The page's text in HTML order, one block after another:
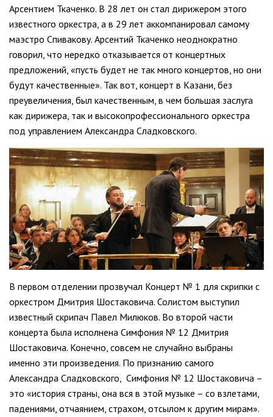
Арсентием Ткаченко. В 28 лет он стал дирижером этого
известного оркестра, а в 29 лет аккомпанировал самому
маэстро Спивакову. Арсентий Ткаченко неоднократно
говорил, что нередко отказывается от концертных
предложений, «пусть будет не так много концертов, но они
будут качественные». Так вот, концерт в Казани, без
преувеличения, был качественным, в чем большая заслуга
как дирижера, так и высокопрофессионального оркестра
под управлением Александра Сладковского.
В первом отделении прозвучал Концерт № 1 для скрипки с
оркестром Дмитрия Шостаковича. Солистом выступил
известный скрипач Павел Милюков. Во второй части
концерта была исполнена Симфония № 12 Дмитрия
Шостаковича. Конечно, совсем не случайно выбраны
именно эти произведения. По признанию самого
Александра Сладковского, Симфония № 12 Шостаковича –
это «история страны, она вся в этой музыке – со взлетами,
падениями, отчаянием, страхом, отсылом к другим мирам».